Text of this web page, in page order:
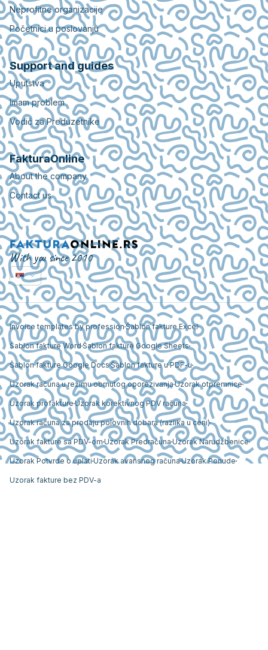
Neprofitne organizacije
Početnici u poslovanju
Support and guides
Uputstva
Imam problem
Vodič za Preduzetnike
FakturaOnline
About the company
Contact us
With you since 2010
Invoice templates by profession Šablon fakture Excel
Šablon fakture Word Šablon fakture Google Sheets
Šablon fakture Google DocsŠablon fakture u PDF-u
Uzorak računa u režimu obrnutog oporezivanja Uzorak otpremnice
Uzorak profakture Uzorak korektivnog PDV računa
Uzorak računa za prodaju polovnih dobara (razlika u ceni)
Uzorak fakture sa PDV-om Uzorak Predračuna Uzorak Narudžbenice
Uzorak Potvrde o uplati Uzorak avansnog računaUzorak Ponude
Uzorak fakture bez PDV-a